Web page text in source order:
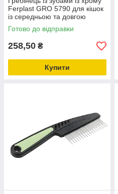
Ferplast GRO 5790 для кішок
із середньою та довгою
вовною
Готово до відправки
258,50 ₴
Купити